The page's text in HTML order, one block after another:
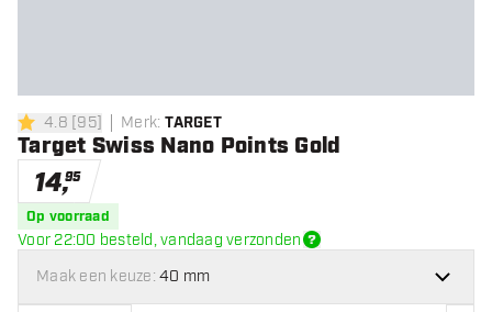
4.8 score sterren
4.8 [95] Merk: TARGET
Target Swiss Nano Points Gold
14,95
Op voorraad
Voor 22:00 besteld, vandaag verzonden
Maak een keuze: 40 mm